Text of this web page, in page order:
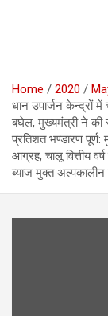
Home 2020
धान उपार्जन केन्द्रों
बघेल, मुख्यमंत्री ने की
प्रतिशत भण्डारण
आग्रह, चालू वित्तीय
ब्याज मुक्त